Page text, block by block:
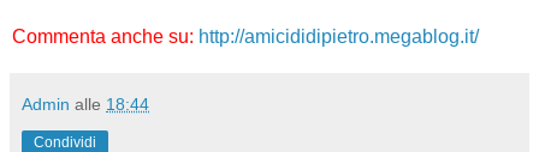
Commenta anche su: http://amicididipietro.megablog.it/
Admin alle 18:44
Condividi